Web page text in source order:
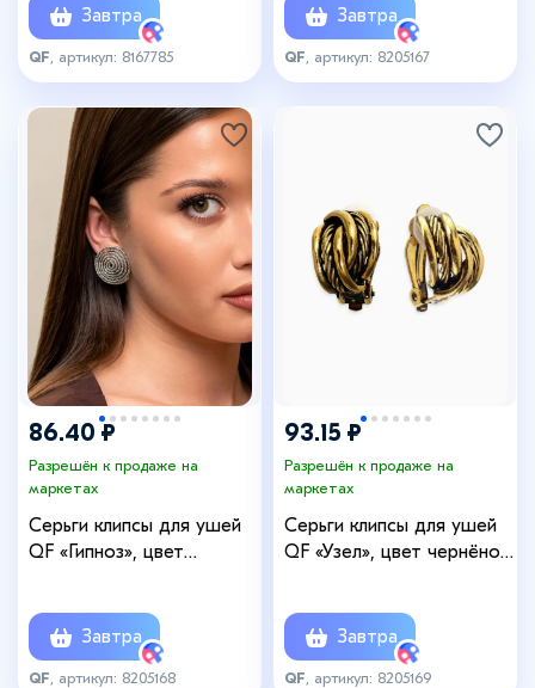
Завтра
QF , артикул: 8167785
Завтра
QF , артикул: 8205167
86.40 ₽
Разрешён к продаже на
маркетах
Серьги клипсы для ушей
QF «Гипноз», цвет
Завтра
QF , артикул: 8205168
93.15 ₽
Разрешён к продаже на
маркетах
Серьги клипсы для ушей
QF «Узел», цвет чернёное
Завтра
QF , артикул: 8205169